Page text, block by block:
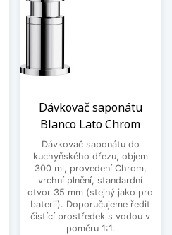
Dávkovač saponátu
Blanco Lato Chrom
Dávkovač saponátu do
kuchyňského dřezu, objem
300 ml, provedení Chrom,
vrchní plnění, standardní
otvor 35 mm (stejný jako pro
baterii). Doporučujeme ředit
čistící prostředek s vodou v
poměru 1:1.